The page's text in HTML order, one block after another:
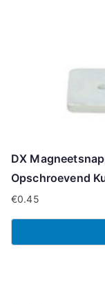
DX
Opschroevend
€0.45